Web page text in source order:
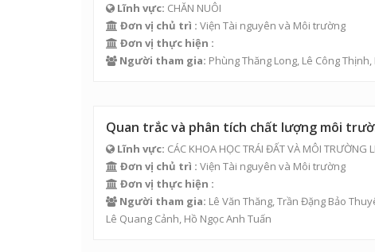
Lĩnh vực: CHĂN NUÔI
Đơn vị chủ trì : Viện Tài nguyên và Môi trường
Đơn vị thực hiện :
Người tham gia: Phùng Thăng Long, Lê Công Thịnh,
Quan trắc và phân tích chất lượng môi
Lĩnh vực: CÁC KHOA HỌC TRÁI ĐẤT VÀ MÔI TRƯỜNG
Đơn vị chủ trì : Viện Tài nguyên và Môi trường
Đơn vị thực hiện :
Người tham gia: Lê Văn Thăng,Trần Đặng Bảo
Lê Quang Cảnh, Hồ Ngọc Anh Tuấn